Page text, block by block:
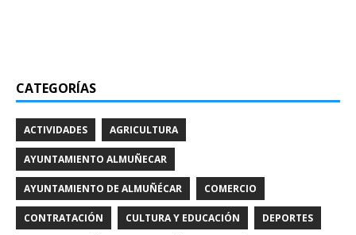
CATEGORÍAS
ACTIVIDADES AGRICULTURA
AYUNTAMIENTO ALMUÑECAR
AYUNTAMIENTO DE ALMUÑÉCAR COMERCIO
CONTRATACIÓN CULTURA Y EDUCACIÓN DEPORTES